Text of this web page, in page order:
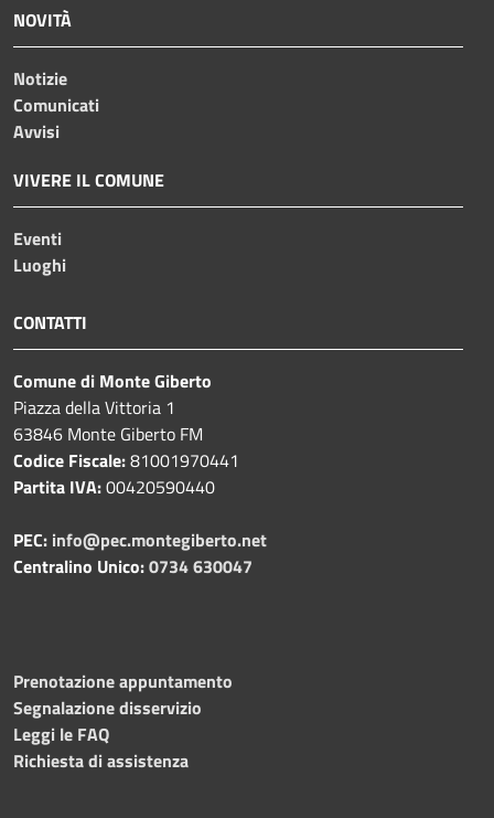
NOVITÀ
Notizie
Comunicati
Avvisi
VIVERE IL COMUNE
Eventi
Luoghi
CONTATTI
Comune di Monte Giberto
Piazza della Vittoria 1
63846 Monte Giberto FM
Codice Fiscale:81001970441
Partita IVA:00420590440
PEC: info@pec.montegiberto.net
Centralino Unico:0734 630047
Prenotazione appuntamento
Segnalazione disservizio
Leggi le FAQ
Richiesta di assistenza